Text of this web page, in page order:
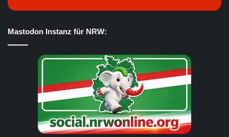
Mastodon Instanz für NRW: